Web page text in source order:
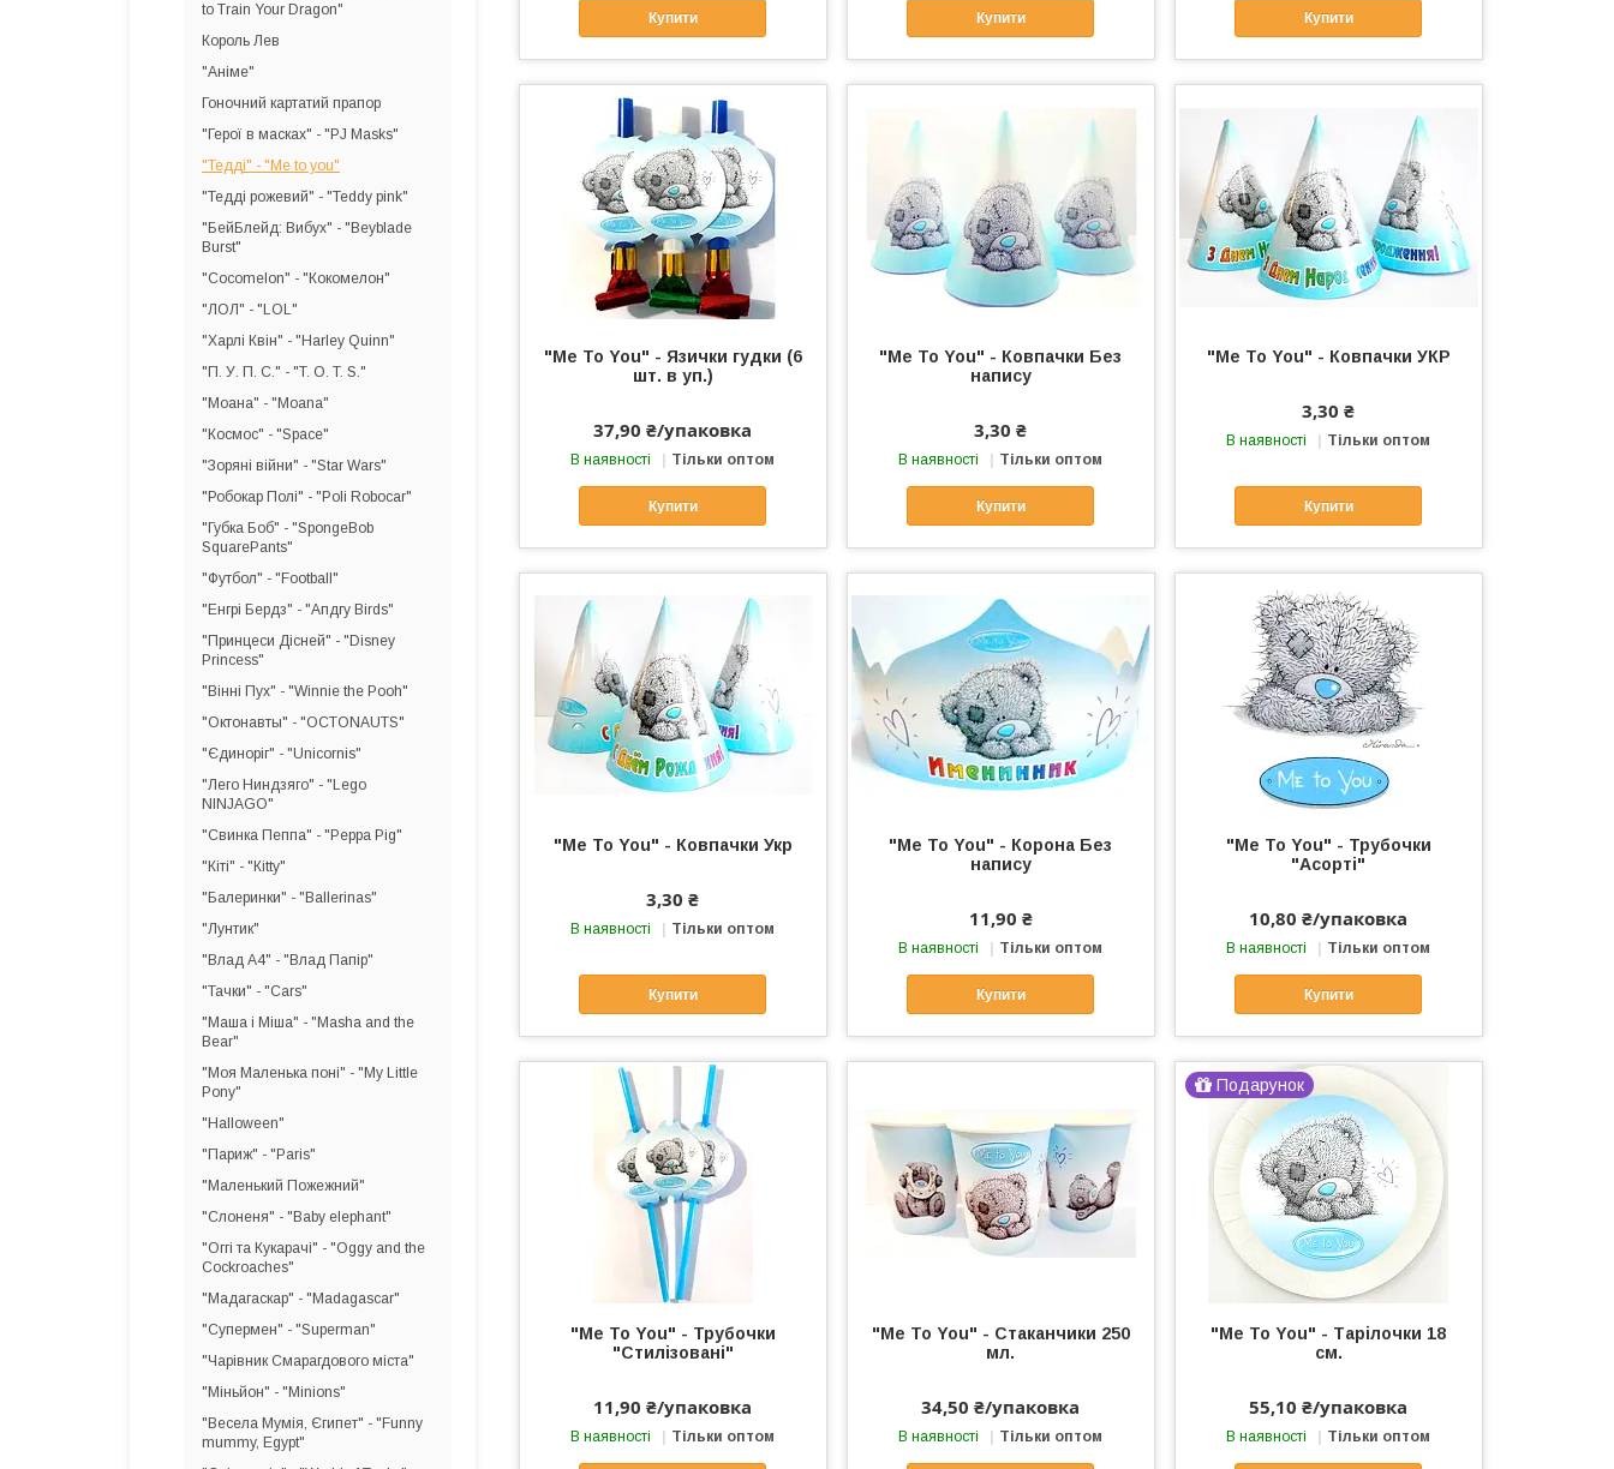
Купити Купити Купити
"Me To You" - Язички гудки (6
шт. в уп.)
37,90 ₴/упаковка
В наявності Тільки оптом
Купити
"Me To You" - Ковпачки Без
напису
3,30 ₴
В наявності Тільки оптом
Купити
"Me To You" - Ковпачки УКР
3,30 ₴
В наявності Тільки оптом
Купити
"Me To You" - Ковпачки Укр
3,30 ₴
В наявності Тільки оптом
Купити
"Me To You" - Корона Без
напису
11,90 ₴
В наявності Тільки оптом
Купити
"Me To You" - Трубочки
"Асорті"
10,80 ₴/упаковка
В наявності Тільки оптом
Купити
"Me To You" - Трубочки
"Стилізовані"
11,90 ₴/упаковка
В наявності Тільки оптом
"Me To You" - Стаканчики 250
мл.
34,50 ₴/упаковка
В наявності Тільки оптом
Подарунок
"Me To You" - Тарілочки 18
см.
55,10 ₴/упаковка
В наявності Тільки оптом
to Train Your Dragon"
Король Лев
"Аніме"
Гоночний картатий прапор
"Герої в масках" - "PJ Masks"
"Тедді" - "Me to you"
"Тедді рожевий" - "Teddy pink"
"БейБлейд: Вибух" - "Beyblade
Burst"
"Cocomelon" - "Кокомелон"
"ЛОЛ" - "LOL"
"Харлі Квін" - "Harley Quinn"
"П. У. П. С." - "T. O. T. S."
"Моана" - "Moana"
"Космос" - "Space"
"Зоряні війни" - "Star Wars"
"Робокар Полі" - "Poli Robocar"
"Губка Боб" - "SpongeBob
SquarePants"
"Футбол" - "Football"
"Енгрі Бердз" - "Апдгу Birds"
"Принцеси Дісней" - "Disney
Princess"
"Вінні Пух" - "Winnie the Pooh"
"Октонавты" - "OCTONAUTS"
"Єдиноріг" - "Unicornis"
"Лего Ниндзяго" - "Lego
NINJAGO"
"Свинка Пеппа" - "Peppa Pig"
"Кіті" - "Кitty"
"Балеринки" - "Ballerinas"
"Лунтик"
"Влад А4" - "Влад Папір"
"Тачки" - "Cars"
"Маша і Міша" - "Masha and the
Bear"
"Моя Маленька поні" - "My Little
Pony"
"Halloween"
"Париж" - "Paris"
"Маленький Пожежний"
"Слоненя" - "Baby elephant"
"Оггі та Кукарачі" - "Oggy and the
Cockroaches"
"Мадагаскар" - "Madagascar"
"Супермен" - "Superman"
"Чарівник Смарагдового міста"
"Міньйон" - "Minions"
"Весела Мумія, Єгипет" - "Funny
mummy, Egypt"